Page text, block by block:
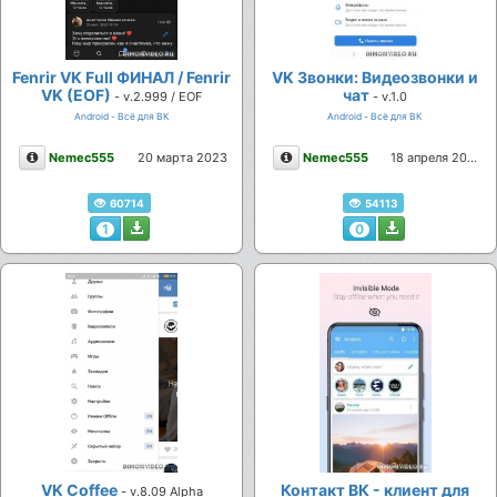
Fenrir VK Full ФИНАЛ / Fenrir
VK (EOF) - v.2.999 / EOF
Android - Всё для ВК
Описание
Nemec555 20 марта 2023
60714
1
VK Звонки: Видеозвонки и
чат - v.1.0
Android - Всё для ВК
Описание
Nemec555 18 апреля 2022
54113
0
VK Coffee- v.8.09 Alpha
Контакт ВК - клиент для